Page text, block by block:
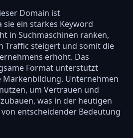
Domain ist
sie ein starkes Keyword
in Suchmaschinen ranken,
Traffic steigert und somit die
erhöht. Das
Format unterstützt
Markenbildung. Unternehmen
um Vertrauen und
was in der heutigen
entscheidender Bedeutung